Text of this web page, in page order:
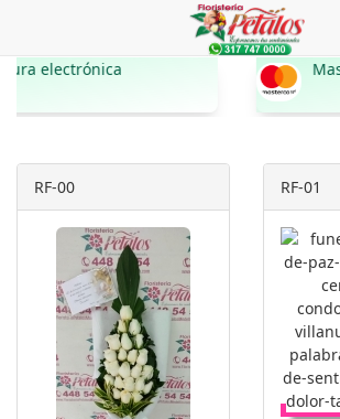
MasterCard
RF-00 RF-01